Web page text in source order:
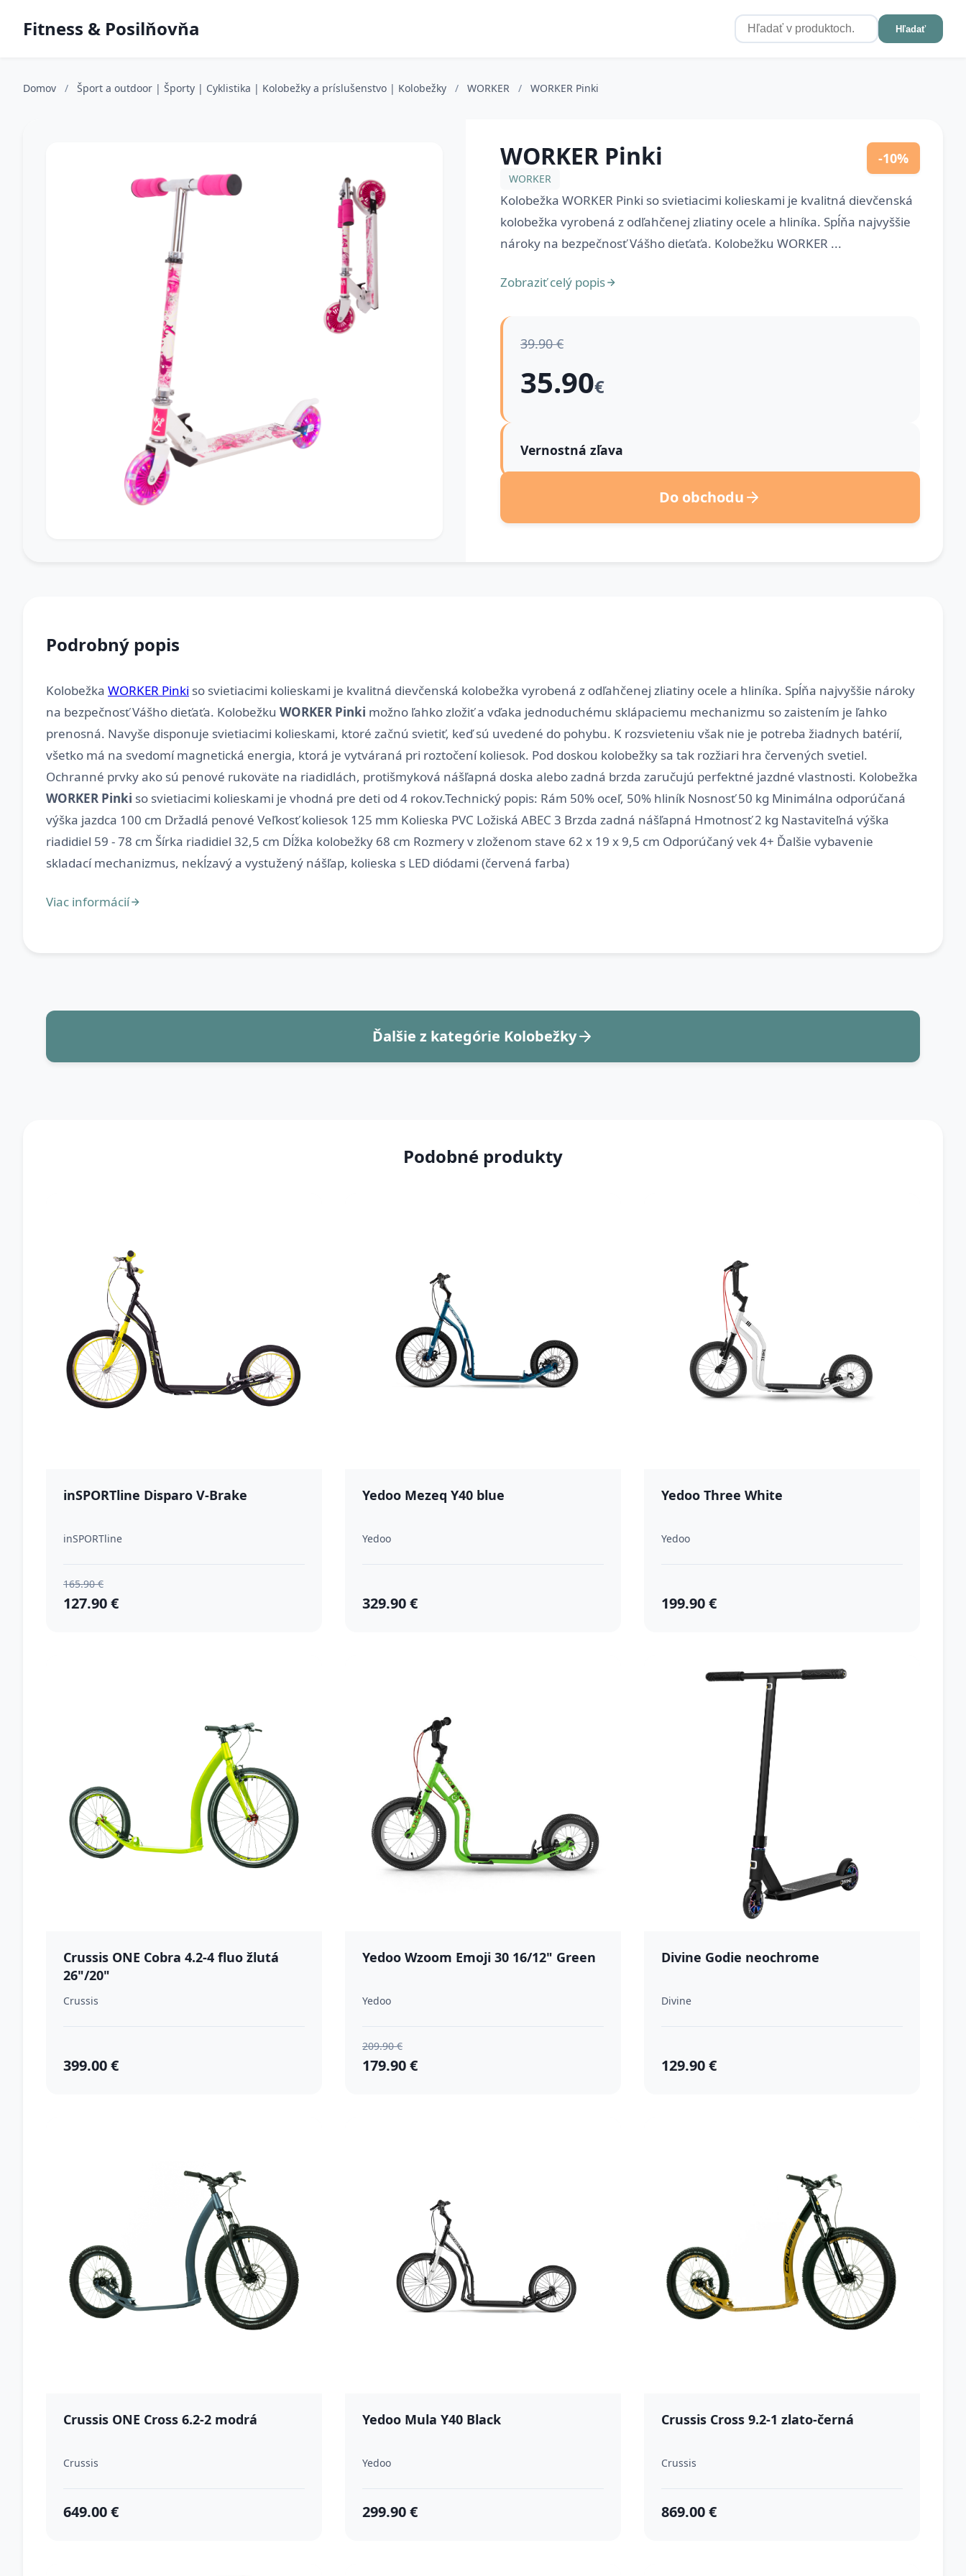
Fitness & Posilňovňa Hľadať
Domov / Šport a outdoor | Športy | Cyklistika | Kolobežky a príslušenstvo | Kolobežky / WORKER / WORKER Pinki
WORKER Pinki -10%
WORKER
Kolobežka WORKER Pinki so svietiacimi kolieskami je kvalitná dievčenská
kolobežka vyrobená z odľahčenej zliatiny ocele a hliníka. Spĺňa najvyššie
nároky na bezpečnosť Vášho dieťaťa. Kolobežku WORKER ...
Zobraziť celý popis
39.90 €
35.90€
Vernostná zľava
Do obchodu
Podrobný popis
Kolobežka WORKER Pinki so svietiacimi kolieskami je kvalitná dievčenská kolobežka vyrobená z odľahčenej zliatiny ocele a hliníka. Spĺňa najvyššie nároky
na bezpečnosť Vášho dieťaťa. Kolobežku WORKER Pinki možno ľahko zložiť a vďaka jednoduchému sklápaciemu mechanizmu so zaistením je ľahko
prenosná. Navyše disponuje svietiacimi kolieskami, ktoré začnú svietiť, keď sú uvedené do pohybu. K rozsvieteniu však nie je potreba žiadnych batérií,
všetko má na svedomí magnetická energia, ktorá je vytváraná pri roztočení koliesok. Pod doskou kolobežky sa tak rozžiari hra červených svetiel.
Ochranné prvky ako sú penové rukoväte na riadidlách, protišmyková nášľapná doska alebo zadná brzda zaručujú perfektné jazdné vlastnosti. Kolobežka
WORKER Pinki so svietiacimi kolieskami je vhodná pre deti od 4 rokov.Technický popis: Rám 50% oceľ, 50% hliník Nosnosť 50 kg Minimálna odporúčaná
výška jazdca 100 cm Držadlá penové Veľkosť koliesok 125 mm Kolieska PVC Ložiská ABEC 3 Brzda zadná nášľapná Hmotnosť 2 kg Nastaviteľná výška
riadidiel 59 - 78 cm Šírka riadidiel 32,5 cm Dĺžka kolobežky 68 cm Rozmery v zloženom stave 62 x 19 x 9,5 cm Odporúčaný vek 4+ Ďalšie vybavenie
Ďalšie z kategórie Kolobežky
Podobné produkty
inSPORTline Disparo V-Brake
inSPORTline
165.90 €
127.90 €
Yedoo Mezeq Y40 blue
Yedoo
329.90 €
Yedoo Three White
Yedoo
199.90 €
Crussis ONE Cobra 4.2-4 fluo žlutá
26"/20"
Crussis
399.00 €
Yedoo Wzoom Emoji 30 16/12" Green
Yedoo
209.90 €
179.90 €
Divine Godie neochrome
Divine
129.90 €
Crussis ONE Cross 6.2-2 modrá
Crussis
649.00 €
Yedoo Mula Y40 Black
Yedoo
299.90 €
Crussis Cross 9.2-1 zlato-černá
Crussis
869.00 €